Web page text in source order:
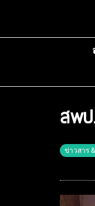
สพป
ข่าวสาร